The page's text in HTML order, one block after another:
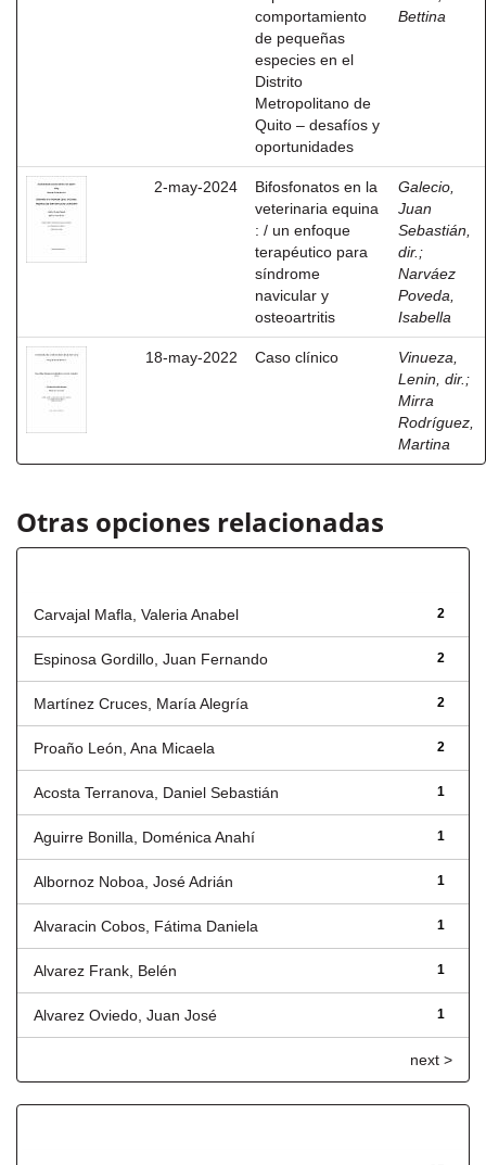
comportamiento
de pequeñas
especies en el
Distrito
Metropolitano de
Quito – desafíos y
oportunidades
Bettina
2-may-2024
Bifosfonatos en la
veterinaria equina
: / un enfoque
terapéutico para
síndrome
navicular y
osteoartritis
Galecio,
Juan
Sebastián,
dir. ;
Narváez
Poveda,
Isabella
18-may-2022 Caso clínico
Vinueza,
Lenin, dir. ;
Mirra
Rodríguez,
Martina
Otras opciones relacionadas
2
Carvajal Mafla, Valeria Anabel
2
Espinosa Gordillo, Juan Fernando
2
Martínez Cruces, María Alegría
2
Proaño León, Ana Micaela
1
Acosta Terranova, Daniel Sebastián
1
Aguirre Bonilla, Doménica Anahí
1
Albornoz Noboa, José Adrián
1
Alvaracin Cobos, Fátima Daniela
1
Alvarez Frank, Belén
1
Alvarez Oviedo, Juan José
next >